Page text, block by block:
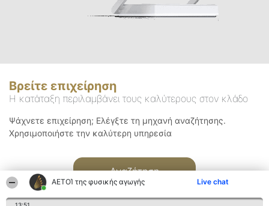
ΑΕΤΟΊ της φυσικής αγωγής Live chat
Βρείτε επιχείρηση
Η κατάταξη περιλαμβάνει τους καλύτερους στον κλάδο
Ψάχνετε επιχείρηση; Ελέγξτε τη μηχανή αναζήτησης.
Χρησιμοποιήστε την καλύτερη υπηρεσία
Αναζήτηση